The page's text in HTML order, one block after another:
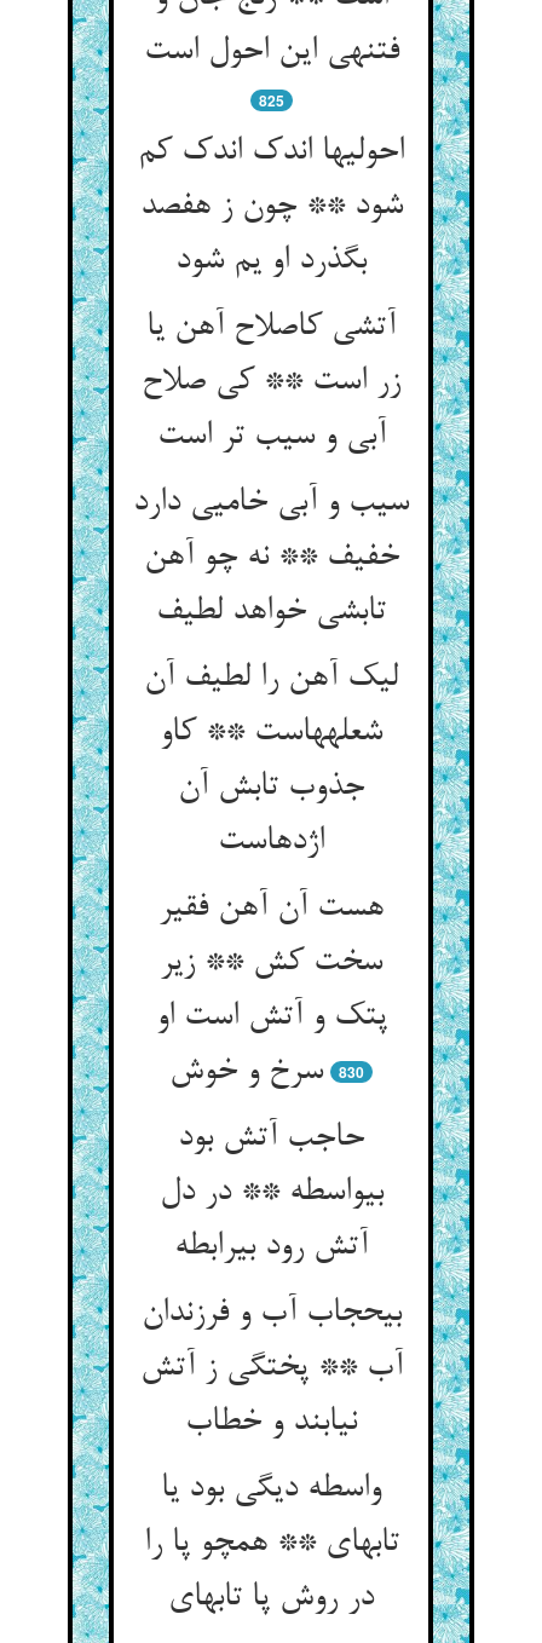
فتنه‏ی این احول است‏
825
احولیها اندک اندک کم
شود ** چون ز هفصد
بگذرد او یم شود
آتشی کاصلاح آهن یا
زر است ** کی صلاح
آبی و سیب تر است‏
سیب و آبی خامیی دارد
خفیف ** نه چو آهن
تابشی خواهد لطیف‏
لیک آهن را لطیف آن
شعله‏هاست ** کاو
جذوب تابش آن
اژدهاست‏
هست آن آهن فقیر
سخت کش ** زیر
پتک و آتش است او
سرخ و خوش‏
830
حاجب آتش بود
بی‏واسطه ** در دل
آتش رود بی‏رابطه‏
بی‏حجاب آب و فرزندان
آب ** پختگی ز آتش
نیابند و خطاب‏
واسطه دیگی بود یا
تابه‏ای ** همچو پا را
در روش پا تابه‏ای‏